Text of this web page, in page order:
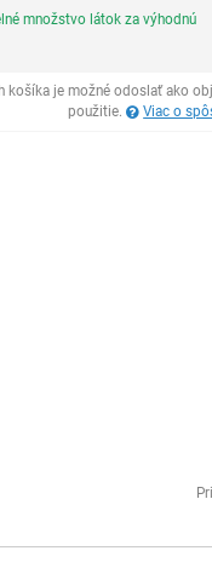
Ks
množstvo látok za výhodnú
košíka je možné odoslať ako
použitie.
Viac o